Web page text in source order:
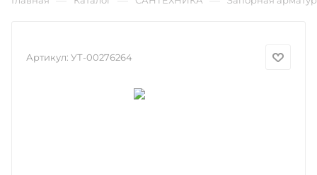
Артикул: УТ-00276264